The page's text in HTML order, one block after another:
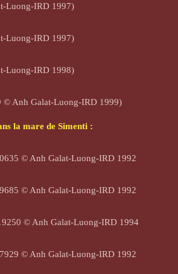
Luong-IRD 1997)
Luong-IRD 1997)
Luong-IRD 1998)
© Anh Galat-Luong-IRD 1999)
la mare de Simenti :
© Anh Galat-Luong-IRD 1992
© Anh Galat-Luong-IRD 1992
© Anh Galat-Luong-IRD 1994
© Anh Galat-Luong-IRD 1992